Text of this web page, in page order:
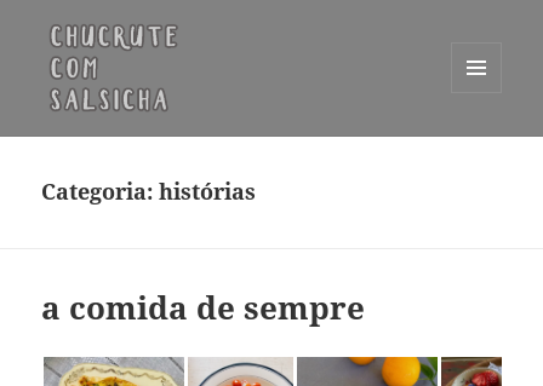
WIDGETS
Categoria:histórias
a comida de sempre